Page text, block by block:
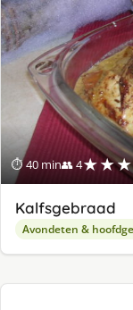
⏱ 40 min👥 4
Kalfsgebraad
Avondeten &